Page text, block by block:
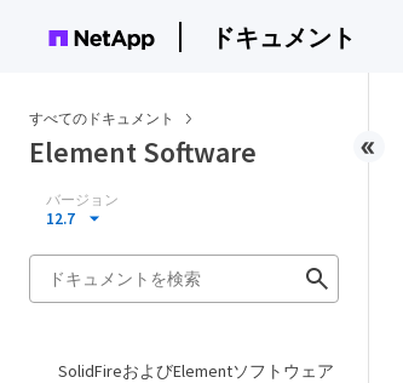
ドキュメント
すべてのドキュメント
Element Software
バージョン
12.7
SolidFireおよびElementソフトウェア